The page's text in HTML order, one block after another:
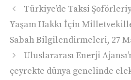
Türkiye’de Taksi
Yaşam Hakkı İçin
Sabah Bilgilendirmeleri, 27
Uluslararası Enerji
çeyrekte dünya genelinde